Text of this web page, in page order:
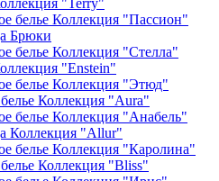
"Terry"
белье Коллекция "Пассион"
Брюки
белье Коллекция "Стелла"
"Enstein"
белье Коллекция "Этюд"
Коллекция "Aura"
белье Коллекция "Анабель"
Коллекция "Allur"
белье Коллекция "Каролина"
Коллекция "Bliss"